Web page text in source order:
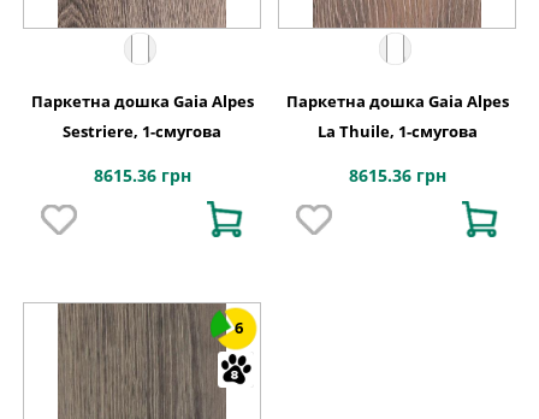
Паркетна дошка Gaia Alpes
Sestriere, 1-смугова
8615.36 грн
Паркетна дошка Gaia Alpes
La Thuile, 1-смугова
8615.36 грн
6